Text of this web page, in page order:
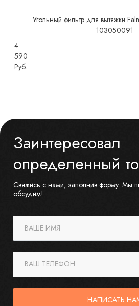
Угольный фильтр для вытяжки
103050091
4
590
Руб.
Заинтересовал
определенный
Свяжись с нами, заполнив форму. Мы
обсудим!
ВАШЕ ИМЯ
ВАШ ТЕЛЕФОН
НАПИСАТЬ